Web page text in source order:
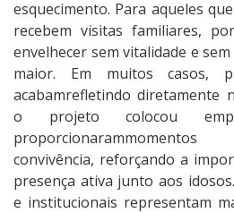
esquecimento. Para aqueles
recebem visitas familiares,
envelhecer sem vitalidade e
maior. Em muitos casos,
acabamrefletindo diretamente
o projeto colocou
convivência, reforçando a
presença ativa junto aos
e institucionais representam